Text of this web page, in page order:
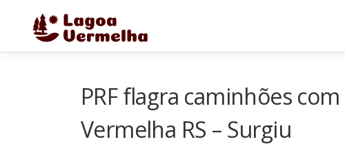
conteúdo
PRF flagra caminhões
Vermelha RS – Surgiu